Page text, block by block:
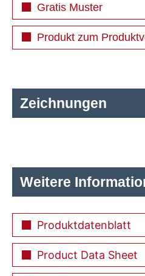
Zeichnungen
Weitere
Produktdatenblatt
Product Data Sheet
Gratis Muster
Produkt zum